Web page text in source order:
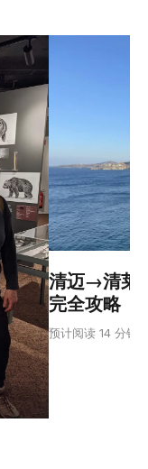
清迈→清莱
完全攻略
预计阅读 14 分钟